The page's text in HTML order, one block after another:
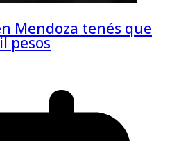
Mendoza tenés que
pesos